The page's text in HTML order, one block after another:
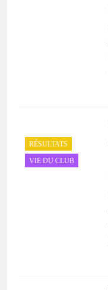
RÉSULTATS
VIE DU CLUB